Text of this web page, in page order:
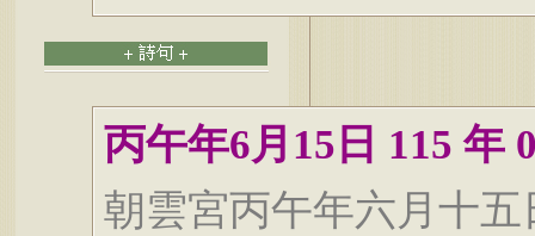
丙午年6月15日 115 年
朝雲宮丙午年六月十